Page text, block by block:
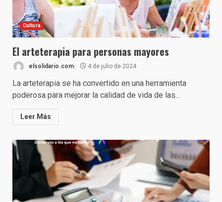
Cultura
El arteterapia para personas mayores
elsolidario.com 4 de julio de 2024
La arteterapia se ha convertido en una herramienta
poderosa para mejorar la calidad de vida de las...
Leer Más